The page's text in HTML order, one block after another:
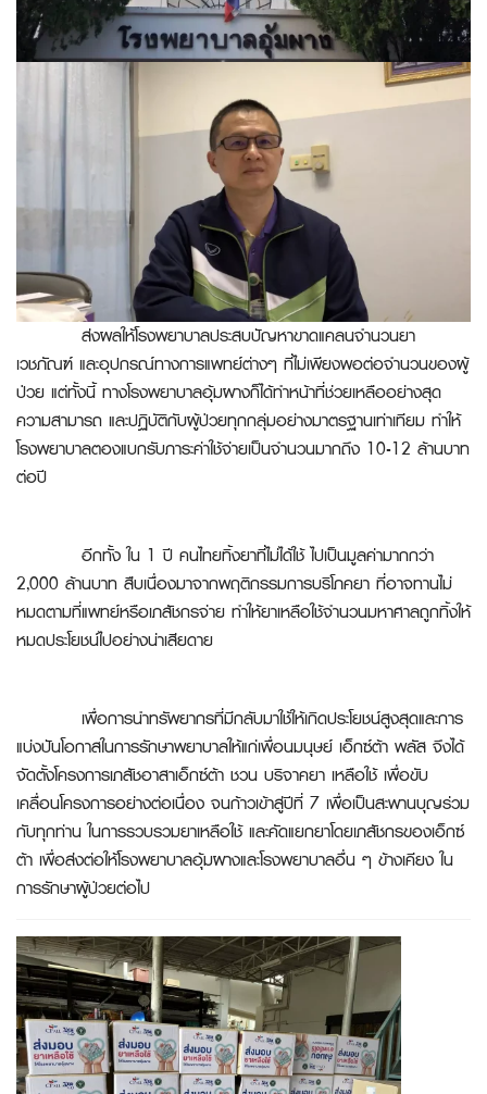
ส่งผลให้โรงพยาบาลประสบปัญหาขาดแคลนจำนวนยา
เวชภัณฑ์ และอุปกรณ์ทางการแพทย์ต่างๆ ที่ไม่เพียงพอต่อจำนวนของผู้
ป่วย แต่ทั้งนี้ ทางโรงพยาบาลอุ้มผางก็ได้ทำหน้าที่ช่วยเหลืออย่างสุด
ความสามารถ และปฏิบัติกับผู้ป่วยทุกกลุ่มอย่างมาตรฐานเท่าเทียม ทำให้
โรงพยาบาลตองแบกรับภาระค่าใช้จ่ายเป็นจำนวนมากถึง 10-12 ล้านบาท
ต่อปี
อีกทั้ง ใน 1 ปี คนไทยทิ้งยาที่ไม่ได้ใช้ ไปเป็นมูลค่ามากกว่า
2,000 ล้านบาท สืบเนื่องมาจากพฤติกรรมการบริโภคยา ที่อาจทานไม่
หมดตามที่แพทย์หรือเภสัชกรจ่าย ทำให้ยาเหลือใช้จำนวนมหาศาลถูกทิ้งให้
หมดประโยชน์ไปอย่างน่าเสียดาย
เพื่อการนำทรัพยากรที่มีกลับมาใช้ให้เกิดประโยชน์สูงสุดและการ
แบ่งปันโอกาสในการรักษาพยาบาลให้แก่เพื่อนมนุษย์ เอ็กซ์ต้า พลัส จึงได้
จัดตั้งโครงการเภสัชอาสาเอ็กซ์ต้า ชวน บริจาคยา เหลือใช้ เพื่อขับ
เคลื่อนโครงการอย่างต่อเนื่อง จนก้าวเข้าสู่ปีที่ 7 เพื่อเป็นสะพานบุญร่วม
กับทุกท่าน ในการรวบรวมยาเหลือใช้ และคัดแยกยาโดยเภสัชกรของเอ็กซ์
ต้า เพื่อส่งต่อให้โรงพยาบาลอุ้มผางและโรงพยาบาลอื่น ๆ ข้างเคียง ใน
การรักษาผู้ป่วยต่อไป